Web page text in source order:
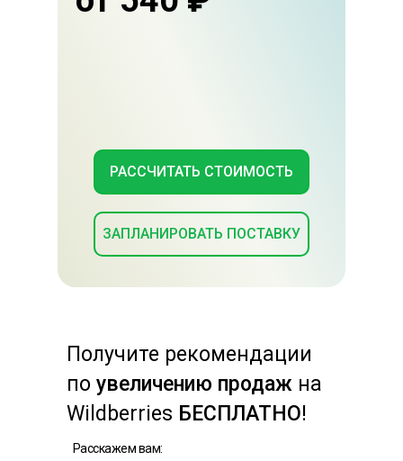
РАССЧИТАТЬ СТОИМОСТЬ
ЗАПЛАНИРОВАТЬ ПОСТАВКУ
Расскажем вам:
Получите рекомендации
по увеличению продаж на
Wildberries БЕСПЛАТНО!